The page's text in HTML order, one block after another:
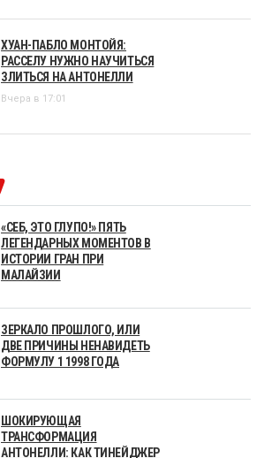
ХУАН-ПАБЛО МОНТОЙЯ:
РАССЕЛУ НУЖНО НАУЧИТЬСЯ
ЗЛИТЬСЯ НА АНТОНЕЛЛИ
Вчера в 17:01
«СЕБ, ЭТО ГЛУПО!» ПЯТЬ
ЛЕГЕНДАРНЫХ МОМЕНТОВ В
ИСТОРИИ ГРАН ПРИ
МАЛАЙЗИИ
ЗЕРКАЛО ПРОШЛОГО, ИЛИ
ДВЕ ПРИЧИНЫ НЕНАВИДЕТЬ
ФОРМУЛУ 1 1998 ГОДА
ШОКИРУЮЩАЯ
ТРАНСФОРМАЦИЯ
АНТОНЕЛЛИ: КАК ТИНЕЙДЖЕР